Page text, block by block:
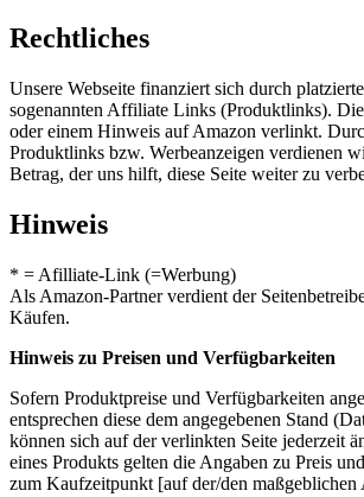
Rechtliches
Unsere Webseite finanziert sich durch
sogenannten Affiliate Links (Produktlinks).
oder einem Hinweis auf Amazon verlinkt.
Produktlinks bzw. Werbeanzeigen verdienen
Betrag, der uns hilft, diese Seite weiter zu
Hinweis
* = Afilliate-Link (=Werbung)
Als Amazon-Partner verdient der
Käufen.
Hinweis zu Preisen und Verfügbarkeiten
Sofern Produktpreise und Verfügbarkeiten
entsprechen diese dem angegebenen Stand
können sich auf der verlinkten Seite jederzeit
eines Produkts gelten die Angaben zu Preis
zum Kaufzeitpunkt [auf der/den maßgeblichen